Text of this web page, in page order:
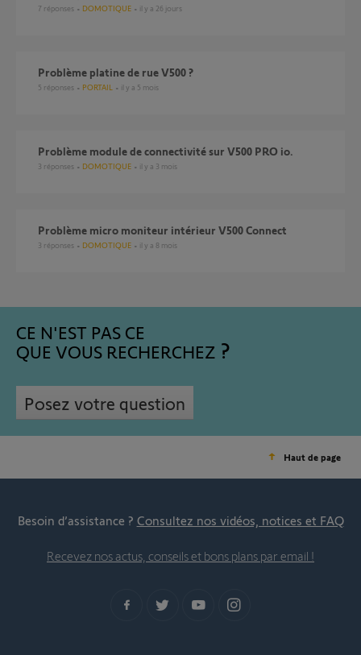
7 réponses DOMOTIQUE il y a 26 jours
Problème platine de rue V500 ?
5 réponses PORTAIL il y a 5 mois
Problème module de connectivité sur V500 PRO io.
3 réponses DOMOTIQUE il y a 3 mois
Problème micro moniteur intérieur V500 Connect
3 réponses DOMOTIQUE il y a 8 mois
CE N'EST PAS CE
QUE VOUS RECHERCHEZ
Posez votre question
Haut de page
Besoin d’assistance ? Consultez nos vidéos, notices et FAQ
Recevez nos actus, conseils et bons plans par email !